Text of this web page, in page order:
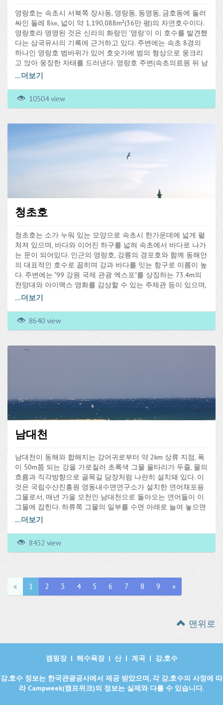
영랑호는 속초시 서북쪽 장사동, 영랑동, 동명동, 금호동에 둘러
싸인 둘레 8㎞, 넓이 약 1,190,088m²(36만 평)의 자연호수이다.
영랑호라 명명된 것은 신라의 화랑인 '영랑'이 이 호수를 발견했
다는 삼국유사의 기록에 근거하고 있다. 주변에는 속초 8경의
하나인 영랑호 범바위가 있어 호숫가에 범의 형상으로 웅크리
고 앉아 웅장한 자태를 드러낸다. 영랑호 주변(속초의료원 뒤 남
서쪽) 산봉우리에 커다란 바위가 여러개 모여 있다. 이를 관음암
(觀音岩)이라 한다. 전설에 의하면 오랜 옛날 이곳에 수목이 우
거지고 인적이 드물때 어느 도사가 이곳에 수도를 하는 중에 관
음보살이 나타나 득도를 도왔다고 하여 관음암이라 부르게 되
이와 같이 영랑호 변에서는 아득한 옛날에는 화랑과 도사들이
찾아와 수도를 했고 지금은 이름난 궁사들이 궁도를 연마하는
활터도 있으며, 춘하추동 4계절에 남녀노소 할 것 없이 아침이
면 수많은 속초시민들의 산책코스로도 유명한 곳이다. 지금은
는 조류로, 10월 하순에 우리나라에 와서 이듬해 4월 되돌아가
들어 늦가을부터 봄까지의 월동 기간에는 철새의 군무로 장관
로 이름나 영랑호를 주제로한 시도 많다. 영랑호는 유원지개발
사업으로 둘레 8km, 넓이 약 1,190,088m²(36만 평)의 부지에 콘
도시설이 일부 건립되었고 9홀의 골프장이 있으며 카누경기장
이 있어 심신 수련장소로, 드라이브 코스로, 산책로로 많은 사람
들이 찾는 장소이다.
...더보기
10504 view
청초호
청초호는 소가 누워 있는 모양으로 속초시 한가운데에 넓게 펼
쳐져 있으며, 바다와 이어진 하구를 넓혀 속초에서 바다로 나가
는 문이 되어있다. 인근의 영랑호, 강릉의 경포호와 함께 동해안
의 대표적인 호수로 꼽히며 강과 바다를 잇는 항구로 이름이 높
다. 주변에는 "99 강원 국제 관광 엑스포"를 상징하는 73.4m의
전망대와 아이맥스 영화를 감상할 수 있는 주제관 등이 있으며,
해상유람선을 탈 수 있는 선착장이 있다.
...더보기
8640 view
남대천
남대천이 동해와 합해지는 강어귀로부터 약 2km 상류 지점, 폭
이 50m쯤 되는 강을 가로질러 초록색 그물 울타리가 두줄, 물의
흐름과 직각방향으로 골목길 담장처럼 나란히 설치돼 있다. 이
것은 국립수산진흥원 영동내수면연구소가 설치한 연어채포용
그물로서, 매년 가을 모천인 남대천으로 돌아오는 연어들이 이
그물에 잡힌다. 하류쪽 그물의 일부를 수면 아래로 늘여 놓으면
상류로 적당한 산란 장소를 찾아가려는 연어들이 그곳을 통해
골목형의 그물 안에 갇히는 것이다. 남대천에서 연어를 볼 수 있
는 기간은 10월 중순경에서 11월 말까지이며, 매년 시기를 맞추
어 10월에 연어축제 행사가 개최된다.
...더보기
8432 view
« 1 2 3 4 5 6 7 8 9 »
맨위로
캠핑장| 해수욕장| 산| 계곡| 강,호수
강,호수 정보는 한국관광공사에서 제공 받았으며, 각 강,호수의 사정에 따
라 Campweek(캠프위크)의 정보는 실제와 다를 수 있습니다.